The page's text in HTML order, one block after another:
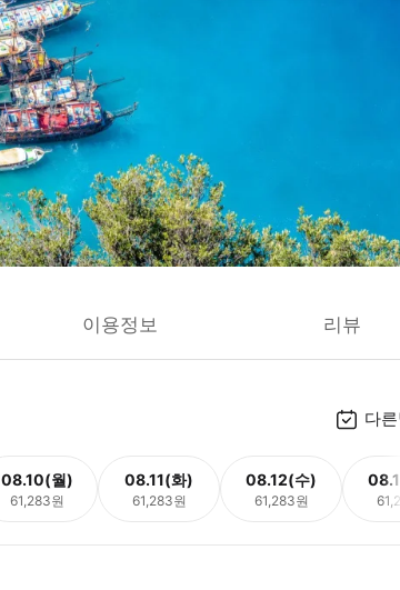
이용정보 리뷰
다
08.10(월)
61,283원
08.11(화)
61,283원
08.12(수)
61,283원